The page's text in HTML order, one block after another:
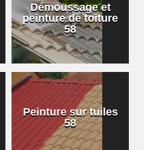
Démoussage et
peinture de toiture
58
Peinture sur tuiles
58